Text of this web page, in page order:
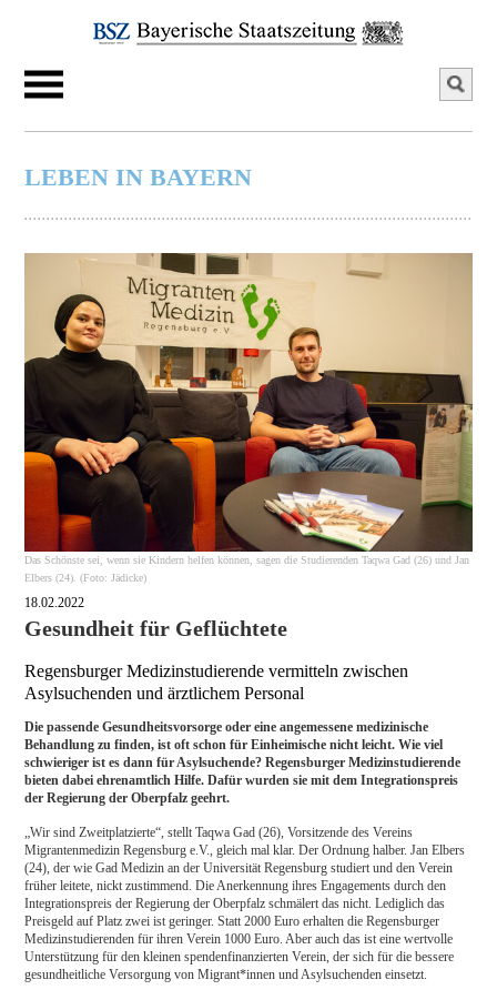
LEBEN IN BAYERN
Das Schönste sei, wenn sie Kindern helfen können, sagen die Studierenden Taqwa Gad (26) und Jan
Elbers (24). (Foto: Jädicke)
18.02.2022
Gesundheit für Geflüchtete
Regensburger Medizinstudierende vermitteln zwischen
Asylsuchenden und ärztlichem Personal
Die passende Gesundheitsvorsorge oder eine angemessene medizinische
Behandlung zu finden, ist oft schon für Einheimische nicht leicht. Wie viel
schwieriger ist es dann für Asylsuchende? Regensburger Medizinstudierende
bieten dabei ehrenamtlich Hilfe. Dafür wurden sie mit dem Integrationspreis
der Regierung der Oberpfalz geehrt.
„Wir sind Zweitplatzierte“, stellt Taqwa Gad (26), Vorsitzende des Vereins
Migrantenmedizin Regensburg e.V., gleich mal klar. Der Ordnung halber. Jan Elbers
(24), der wie Gad Medizin an der Universität Regensburg studiert und den Verein
früher leitete, nickt zustimmend. Die Anerkennung ihres Engagements durch den
Integrationspreis der Regierung der Oberpfalz schmälert das nicht. Lediglich das
Preisgeld auf Platz zwei ist geringer. Statt 2000 Euro erhalten die Regensburger
Medizinstudierenden für ihren Verein 1000 Euro. Aber auch das ist eine wertvolle
Unterstützung für den kleinen spendenfinanzierten Verein, der sich für die bessere
gesundheitliche Versorgung von Migrant*innen und Asylsuchenden einsetzt.